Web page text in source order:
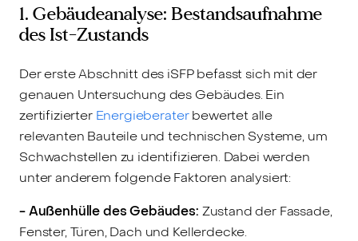
1. Gebäudeanalyse: Bestandsaufnahme
des Ist-Zustands
Der erste Abschnitt des iSFP befasst sich mit der
genauen Untersuchung des Gebäudes. Ein
zertifizierter Energieberaterbewertet alle
relevanten Bauteile und technischen Systeme, um
Schwachstellen zu identifizieren. Dabei werden
unter anderem folgende Faktoren analysiert:
- Außenhülle des Gebäudes: Zustand der Fassade,
Fenster, Türen, Dach und Kellerdecke.